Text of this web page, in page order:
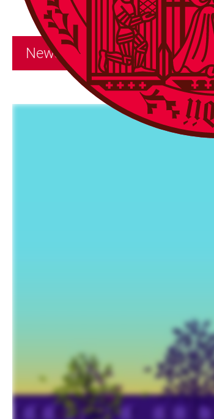
Newsroom